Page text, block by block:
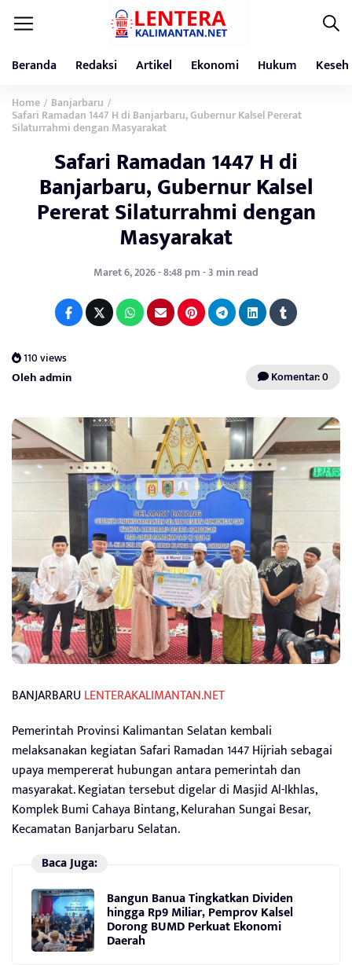
Beranda Redaksi Artikel Ekonomi Hukum
Home / Banjarbaru /
Safari Ramadan 1447 H di Banjarbaru, Gubernur Kalsel Pererat
Silaturrahmi dengan Masyarakat
Safari Ramadan 1447 H di
Banjarbaru, Gubernur Kalsel
Pererat Silaturrahmi dengan
Masyarakat
Maret 6, 2026 - 8:48 pm - 3 min read
110 views
Oleh admin Komentar: 0
BANJARBARULENTERAKALIMANTAN.NET
Pemerintah Provinsi Kalimantan Selatan kembali
melaksanakan kegiatan Safari Ramadan 1447 Hijriah sebagai
upaya mempererat hubungan antara pemerintah dan
masyarakat. Kegiatan tersebut digelar di Masjid Al-Ikhlas,
Komplek Bumi Cahaya Bintang, Kelurahan Sungai Besar,
Kecamatan Banjarbaru Selatan.
Baca Juga:
Bangun Banua Tingkatkan Dividen
hingga Rp9 Miliar, Pemprov Kalsel
Dorong BUMD Perkuat Ekonomi
Daerah